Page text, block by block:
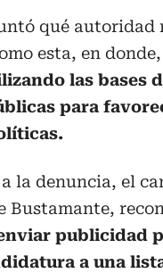
qué autoridad
esta, en
las bases
para
la denuncia, el
Bustamante,
publicidad
a una